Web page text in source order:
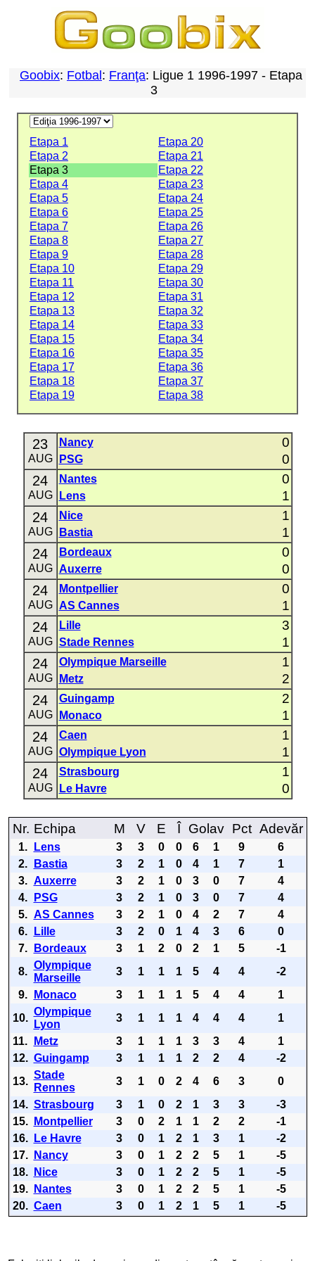
Goobix: Fotbal : Franţa: Ligue 1 1996-1997 - Etapa
3
Etapa 1
Etapa 20
Etapa 2
Etapa 21
Etapa 3
Etapa 22
Etapa 4
Etapa 23
Etapa 5
Etapa 24
Etapa 6
Etapa 25
Etapa 7
Etapa 26
Etapa 8
Etapa 27
Etapa 9
Etapa 28
Etapa 10
Etapa 29
Etapa 11
Etapa 30
Etapa 12
Etapa 31
Etapa 13
Etapa 32
Etapa 14
Etapa 33
Etapa 15
Etapa 34
Etapa 16
Etapa 35
Etapa 17
Etapa 36
Etapa 18
Etapa 37
Etapa 19
Etapa 38
23
AUG
Nancy 0
PSG 0
24
AUG
Nantes 0
Lens 1
24
AUG
Nice 1
Bastia 1
24
AUG
Bordeaux 0
Auxerre 0
24
AUG
Montpellier 0
AS Cannes 1
24
AUG
Lille 3
Stade Rennes 1
24
AUG
Olympique Marseille 1
Metz 2
24
AUG
Guingamp 2
Monaco 1
24
AUG
Caen 1
Olympique Lyon 1
24
AUG
Strasbourg 1
Le Havre 0
Nr. Echipa M V E Î Golav Pct Adevăr
1. Lens 3 3 0 0 6 1 9
6
2.
Bastia 3 2 1 0 4 1 7
1
3. Auxerre 3 2 1 0 3 0 7
4
4.
PSG 3 2 1 0 3 0 7
4
5. AS Cannes 3 2 1 0 4 2 7
4
6.
Lille 3 2 0 1 4 3 6
0
7.
Bordeaux 3 1 2 0 2 1 5
-1
8.
Olympique
Marseille
3 1 1 1 5 4 4
-2
9.
Monaco 3 1 1 1 5 4 4
1
10.
Olympique
Lyon
3 1 1 1 4 4 4
1
11.
Metz 3 1 1 1 3 3 4
1
12. Guingamp 3 1 1 1 2 2 4
-2
13.
Stade
Rennes
3 1 0 2 4 6 3
0
14. Strasbourg 3 1 0 2 1 3 3
-3
15.
Montpellier 3 0 2 1 1 2 2
-1
16.
Le Havre 3 0 1 2 1 3 1
-2
17.
Nancy 3 0 1 2 2 5 1
-5
18.
Nice 3 0 1 2 2 5 1
-5
19.
Nantes 3 0 1 2 2 5 1
-5
20. Caen 3 0 1 2 1 5 1 -5